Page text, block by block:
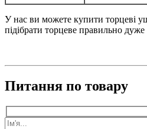
У нас ви можете купити торцеві
підібрати торцеве правильно
Питання по товару